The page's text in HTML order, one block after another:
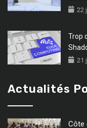
22
Trop
21
Actualités
Côte